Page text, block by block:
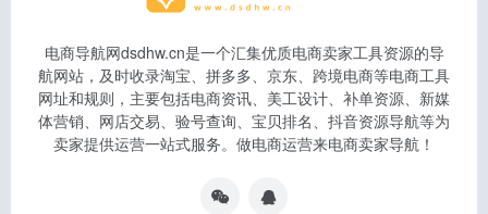
电商导航网dsdhw.cn是一个汇集优质电商卖家工具资源的导
航网站，及时收录淘宝、拼多多、京东、跨境电商等电商工具
网址和规则，主要包括电商资讯、美工设计、补单资源、新媒
体营销、网店交易、验号查询、宝贝排名、抖音资源导航等为
卖家提供运营一站式服务。做电商运营来电商卖家导航！